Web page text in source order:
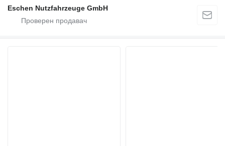
Eschen Nutzfahrzeuge GmbH